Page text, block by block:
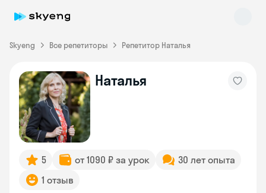
Skyeng Все репетиторы Репетитор Наталья
Наталья
5 от 1090 ₽ за урок
30 лет опыта
1 отзыв
Skyeng Chat
online